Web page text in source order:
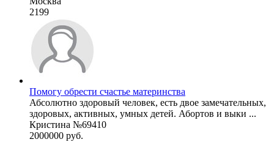
2199
Помогу обрести счастье материнства
Абсолютно здоровый человек, есть двое замечательных,
здоровых, активных, умных детей. Абортов и выки ...
Кристина №69410
2000000 руб.